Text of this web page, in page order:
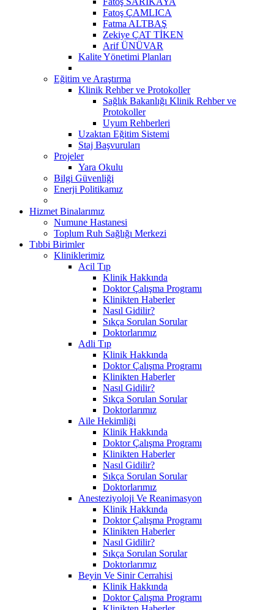
Fatoş ÇAMLICA
Fatma ALTBAŞ
Zekiye ÇAT TİKEN
Arif ÜNÜVAR
Kalite Yönetimi Planları
Eğitim ve Araştırma
Klinik Rehber ve Protokoller
Sağlık Bakanlığı Klinik Rehber ve
Protokoller
Uyum Rehberleri
Uzaktan Eğitim Sistemi
Staj Başvuruları
Projeler
Yara Okulu
Bilgi Güvenliği
Enerji Politikamız
Hizmet Binalarımız
Numune Hastanesi
Toplum Ruh Sağlığı Merkezi
Tıbbi Birimler
Kliniklerimiz
Acil Tıp
Klinik Hakkında
Doktor Çalışma Programı
Klinikten Haberler
Nasıl Gidilir?
Sıkça Sorulan Sorular
Doktorlarımız
Adli Tıp
Klinik Hakkında
Doktor Çalışma Programı
Klinikten Haberler
Nasıl Gidilir?
Sıkça Sorulan Sorular
Doktorlarımız
Aile Hekimliği
Klinik Hakkında
Doktor Çalışma Programı
Klinikten Haberler
Nasıl Gidilir?
Sıkça Sorulan Sorular
Doktorlarımız
Anesteziyoloji Ve Reanimasyon
Klinik Hakkında
Doktor Çalışma Programı
Klinikten Haberler
Nasıl Gidilir?
Sıkça Sorulan Sorular
Doktorlarımız
Beyin Ve Sinir Cerrahisi
Klinik Hakkında
Doktor Çalışma Programı